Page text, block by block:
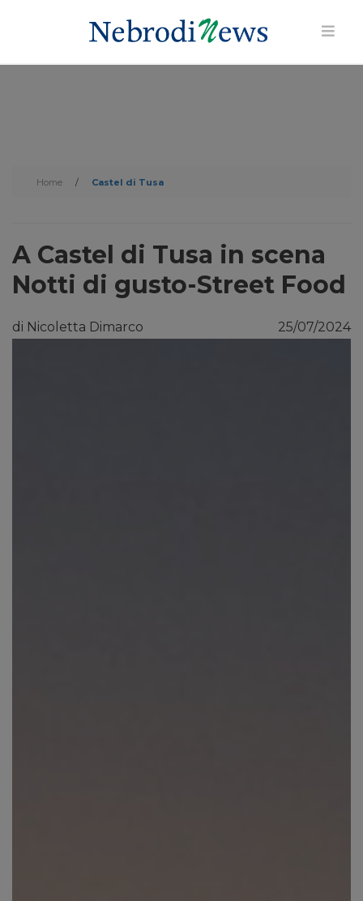
Home / Castel di Tusa
A Castel di Tusa in scena
Notti di gusto-Street Food
di Nicoletta Dimarco 25/07/2024